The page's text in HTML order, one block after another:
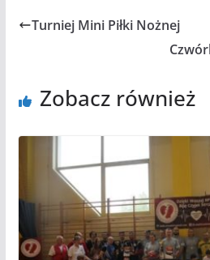
Turniej Mini Piłki Nożnej
Zobacz również